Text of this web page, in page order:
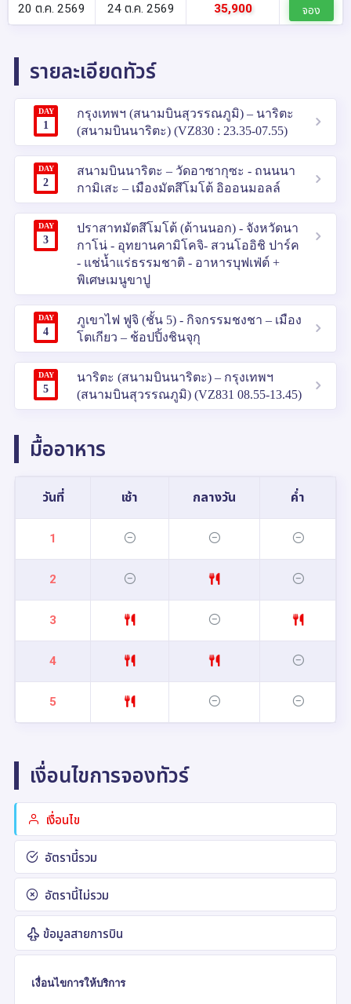
20 ต.ค. 2569 24 ต.ค. 2569 35,900 จอง
รายละเอียดทัวร์
DAY
1
กรุงเทพฯ (สนามบินสุวรรณภูมิ) – นาริตะ
(สนามบินนาริตะ) (VZ830 : 23.35-07.55)
DAY
2
สนามบินนาริตะ – วัดอาซากุซะ - ถนนนา
กามิเสะ – เมืองมัตสึโมโต้ อิออนมอลล์
DAY
3
ปราสาทมัตสึโมโต้ (ด้านนอก) - จังหวัดนา
กาโน่ - อุทยานคามิโคจิ- สวนโออิชิ ปาร์ค
- แช่น้ำแร่ธรรมชาติ - อาหารบุฟเฟ่ต์ +
พิเศษเมนูขาปู
DAY
4
ภูเขาไฟ ฟูจิ (ชั้น 5) - กิจกรรมชงชา – เมือง
โตเกียว – ช้อปปิ้งชินจุกุ
DAY
5
นาริตะ (สนามบินนาริตะ) – กรุงเทพฯ
(สนามบินสุวรรณภูมิ) (VZ831 08.55-13.45)
มื้ออาหาร
วันที่ เช้า กลางวัน ค่ำ
1
2
3
4
5
เงื่อนไขการจองทัวร์
เงื่อนไข
อัตรานี้รวม
อัตรานี้ไม่รวม
ข้อมูลสายการบิน
เงื่อนไขการให้บริการ